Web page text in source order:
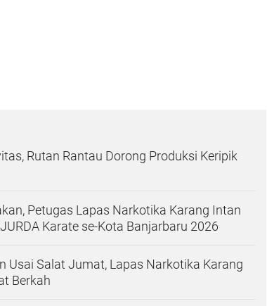
Rutan Rantau Dorong Produksi Keripik
Petugas Lapas Narkotika Karang Intan
Karate se-Kota Banjarbaru 2026
Usai Salat Jumat, Lapas Narkotika Karang
Berkah